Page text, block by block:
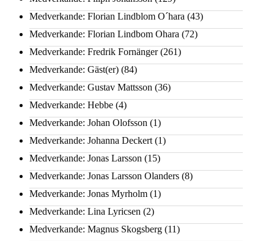
Medverkande: Florian Lindblom O´hara (43)
Medverkande: Florian Lindbom Ohara (72)
Medverkande: Fredrik Fornänger(261)
Medverkande: Gäst(er) (84)
Medverkande: Gustav Mattsson (36)
Medverkande: Hebbe (4)
Medverkande: Johan Olofsson (1)
Medverkande: Johanna Deckert (1)
Medverkande: Jonas Larsson (15)
Medverkande: Jonas Larsson Olanders (8)
Medverkande: Jonas Myrholm (1)
Medverkande: Lina Lyricsen (2)
Medverkande: Magnus Skogsberg (11)